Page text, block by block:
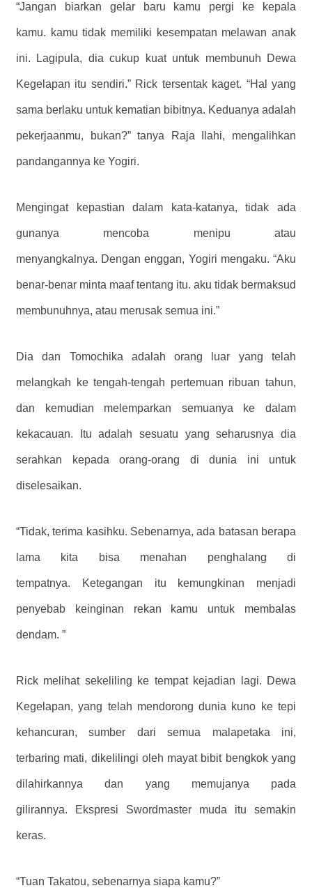
“Jangan biarkan gelar baru kamu pergi ke kepala
kamu. kamu tidak memiliki kesempatan melawan anak
ini. Lagipula, dia cukup kuat untuk membunuh Dewa
Kegelapan itu sendiri.” Rick tersentak kaget. “Hal yang
sama berlaku untuk kematian bibitnya. Keduanya adalah
pekerjaanmu, bukan?” tanya Raja Ilahi, mengalihkan
pandangannya ke Yogiri.
Mengingat kepastian dalam kata-katanya, tidak ada
gunanya mencoba menipu atau
menyangkalnya. Dengan enggan, Yogiri mengaku. “Aku
benar-benar minta maaf tentang itu. aku tidak bermaksud
membunuhnya, atau merusak semua ini.”
Dia dan Tomochika adalah orang luar yang telah
melangkah ke tengah-tengah pertemuan ribuan tahun,
dan kemudian melemparkan semuanya ke dalam
kekacauan. Itu adalah sesuatu yang seharusnya dia
serahkan kepada orang-orang di dunia ini untuk
diselesaikan.
“Tidak, terima kasihku. Sebenarnya, ada batasan berapa
lama kita bisa menahan penghalang di
tempatnya. Ketegangan itu kemungkinan menjadi
penyebab keinginan rekan kamu untuk membalas
dendam. ”
Rick melihat sekeliling ke tempat kejadian lagi. Dewa
Kegelapan, yang telah mendorong dunia kuno ke tepi
kehancuran, sumber dari semua malapetaka ini,
terbaring mati, dikelilingi oleh mayat bibit bengkok yang
dilahirkannya dan yang memujanya pada
gilirannya. Ekspresi Swordmaster muda itu semakin
keras.
“Tuan Takatou, sebenarnya siapa kamu?”